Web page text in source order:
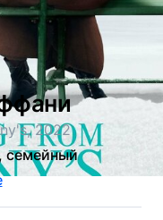
2022
семейный